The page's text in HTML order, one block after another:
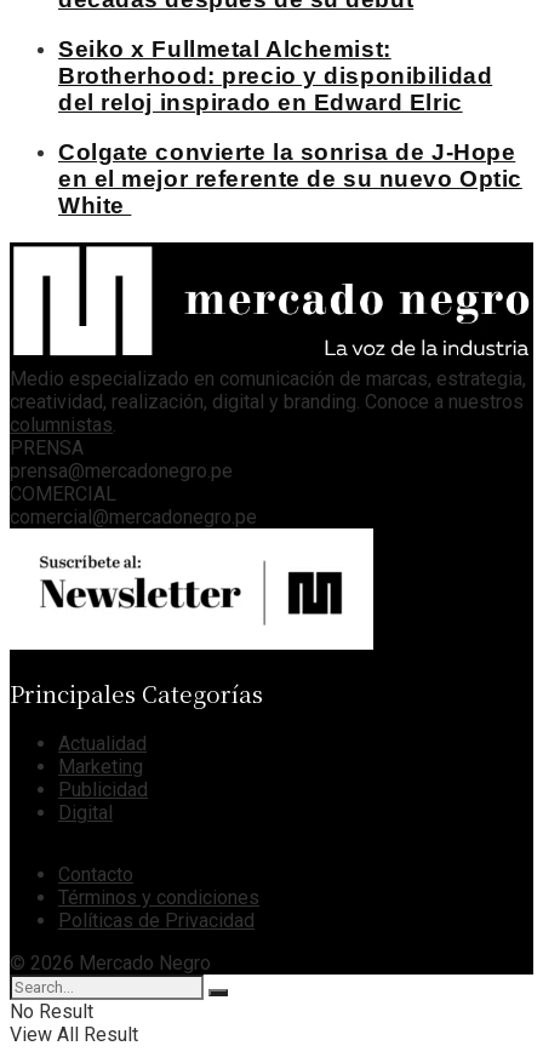
Seiko x Fullmetal Alchemist:
Brotherhood: precio y disponibilidad
del reloj inspirado en Edward Elric
Colgate convierte la sonrisa de J-Hope
en el mejor referente de su nuevo Optic
White
Medio especializado en comunicación de marcas, estrategia,
creatividad, realización, digital y branding. Conoce a nuestros
columnistas
PRENSA
prensa@mercadonegro.pe
COMERCIAL
comercial@mercadonegro.pe
Principales Categorías
Actualidad
Marketing
Publicidad
Digital
Contacto
Términos y condiciones
Políticas de Privacidad
© 2026 Mercado Negro
No Result
View All Result